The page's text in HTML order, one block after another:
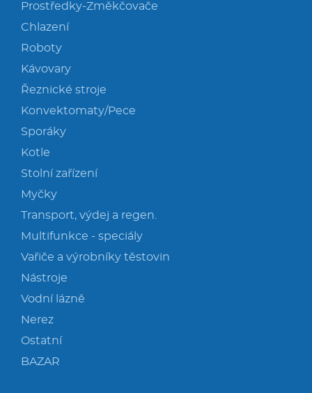
Prostředky-Změkčovače
Chlazení
Roboty
Kávovary
Řeznické stroje
Konvektomaty/Pece
Sporáky
Kotle
Stolní zařízení
Myčky
Transport, výdej a regen.
Multifunkce - speciály
Vařiče a výrobníky těstovin
Nástroje
Vodní lázně
Nerez
Ostatní
BAZAR